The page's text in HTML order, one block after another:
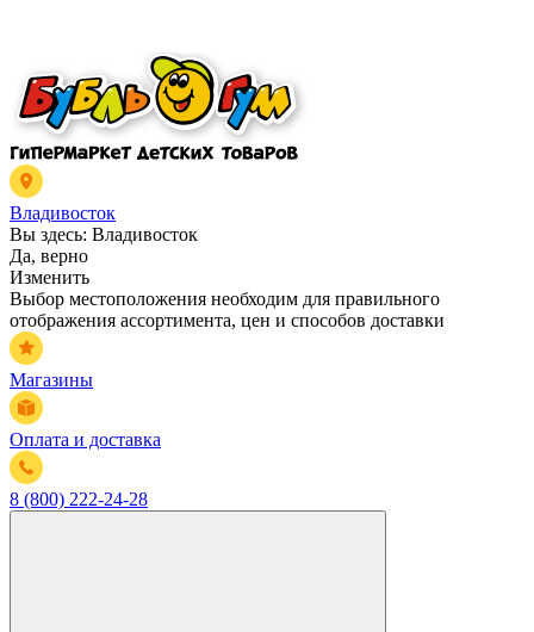
Владивосток
Вы здесь: Владивосток
Да, верно
Изменить
Выбор местоположения необходим для правильного
отображения ассортимента, цен и способов доставки
Магазины
Оплата и доставка
8 (800) 222-24-28